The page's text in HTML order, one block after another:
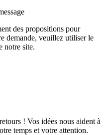
des propositions pour
demande, veuillez utiliser le
notre site.
! Vos idées nous aident à
temps et votre attention.